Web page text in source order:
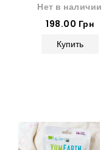
Simple 231 г
Нет в наличии
198.00 Грн
Купить